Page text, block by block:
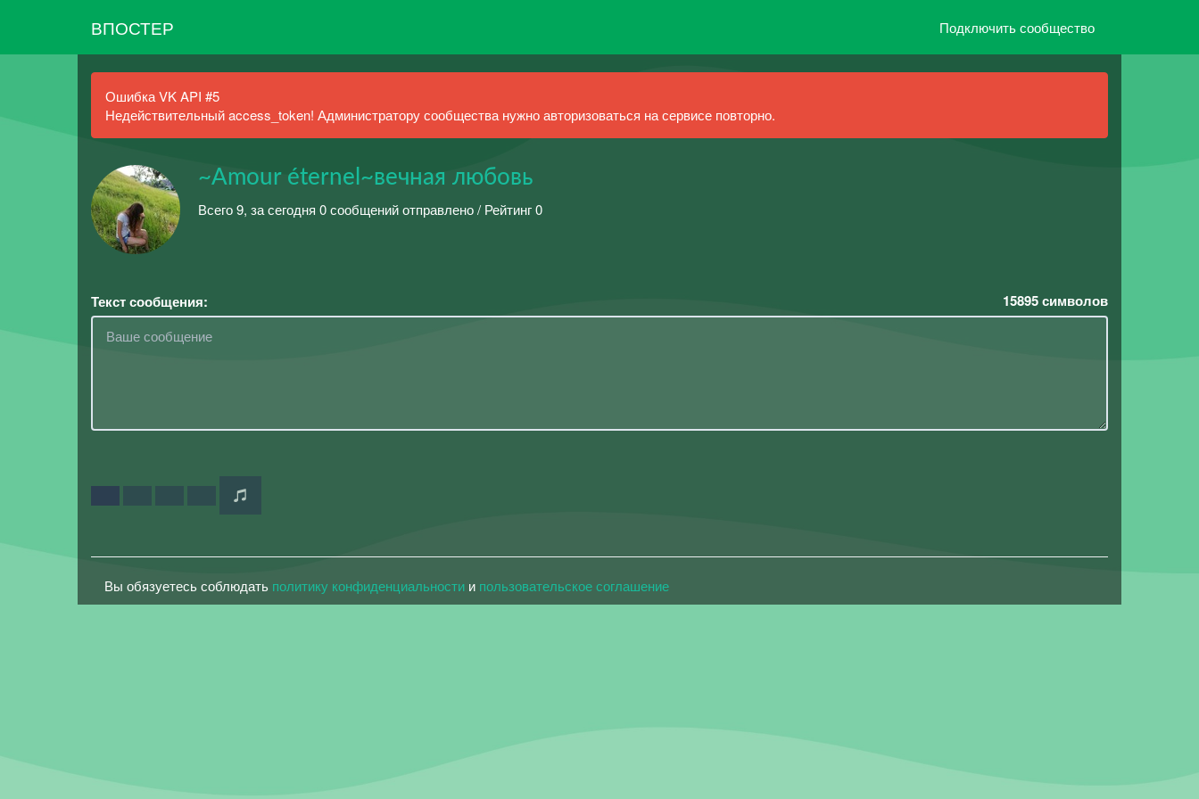
ВПОСТЕР Подключить сообщество
Ошибка VK API #5
Недействительный access_token! Администратору сообщества нужно авторизоваться на сервисе повторно.
~Аmour éternel~вечная любовь
Всего 9, за сегодня 0 сообщений отправлено / Рейтинг 0
Текст сообщения: 15895символов
Вы обязуетесь соблюдать политику конфиденциальности и пользовательское соглашение